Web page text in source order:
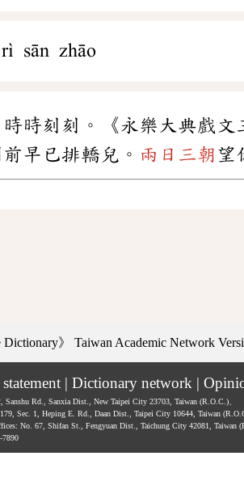
sān zhāo
時刻刻。《永樂大典戲
早已排轎兒。 兩日三朝 望
Dictionary》 Taiwan Academic Network
| Dictionary network |
Sanshu Rd., Sanxia Dist., New Taipei City 23703, Taiwan (R.O.C.)、
Sec. 1, Heping E. Rd., Daan Dist., Taipei City 10644, Taiwan
No. 67, Shifan St., Fengyuan Dist., Taichung City 42081, Taiwan
7890